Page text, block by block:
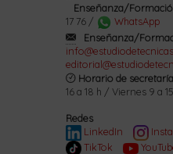
Enseñanza/
17 76 /
WhatsApp
Enseñanza/
Horario de secretaría
16 a 18 h / Viernes 9 a 15
Redes
LinkedIn
TikTok